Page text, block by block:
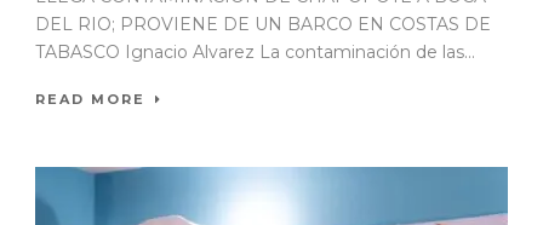
DEL RIO; PROVIENE DE UN BARCO EN COSTAS DE
TABASCO Ignacio Alvarez La contaminación de las...
READ MORE